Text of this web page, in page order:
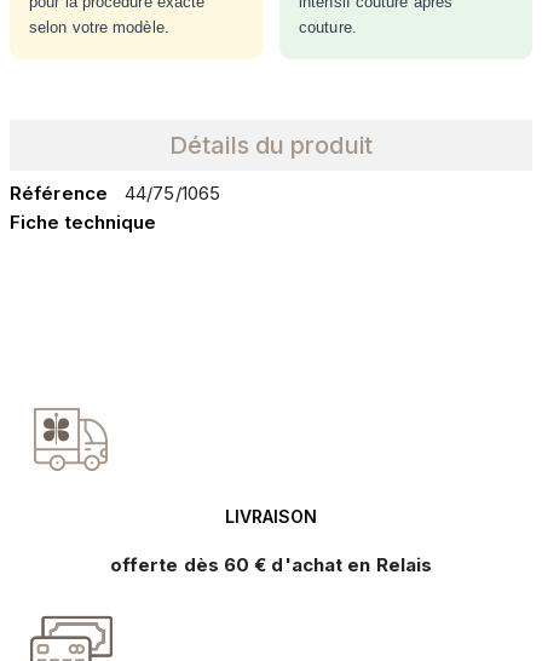
selon votre modèle.
couture.
Détails du produit
Référence
44/75/1065
Fiche technique
LIVRAISON
offerte dès 60 € d'achat en Relais